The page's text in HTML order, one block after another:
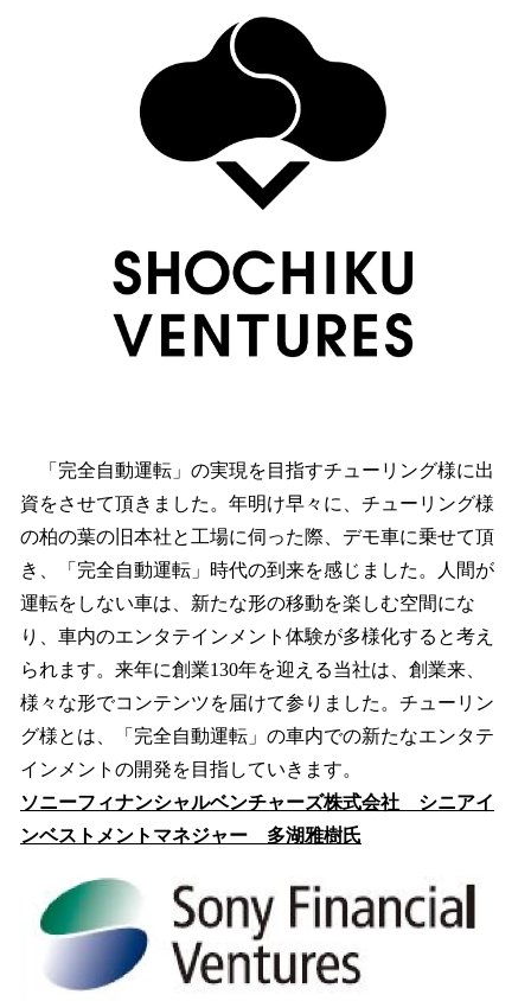
「完全自動運転」の実現を目指すチューリング様に出
資をさせて頂きました。年明け早々に、チューリング様
の柏の葉の旧本社と工場に伺った際、デモ車に乗せて頂
き、「完全自動運転」時代の到来を感じました。人間が
運転をしない車は、新たな形の移動を楽しむ空間にな
り、車内のエンタテインメント体験が多様化すると考え
られます。来年に創業130年を迎える当社は、創業来、
様々な形でコンテンツを届けて参りました。チューリン
グ様とは、「完全自動運転」の車内での新たなエンタテ
インメントの開発を目指していきます。
ソニーフィナンシャルベンチャーズ株式会社 シニアイ
ンベストメントマネジャー 多湖雅樹氏